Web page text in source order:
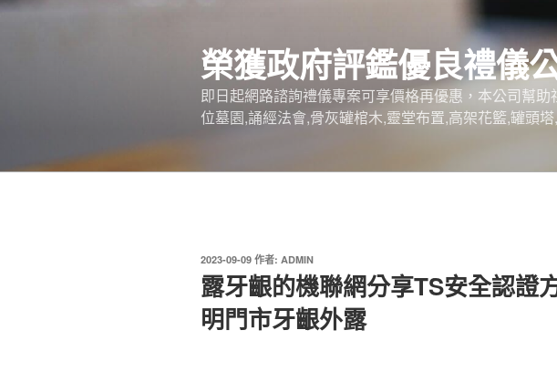
跳
榮獲政府評鑑優良禮儀
即日起網路諮詢禮儀專案可享價格再優惠，本公司幫
位墓園,誦經法會,骨灰罐棺木,靈堂布置,高架花籃,罐頭
發
佈
於
2023-09-09 作者: ADMIN
露牙齦的機聯網分享TS安全認證
明門市牙齦外露